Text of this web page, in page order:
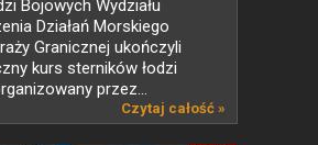
Bojowych Wydziału
Działań Morskiego
Granicznej ukończyli
kurs sterników łodzi
przez...
Czytaj całość »